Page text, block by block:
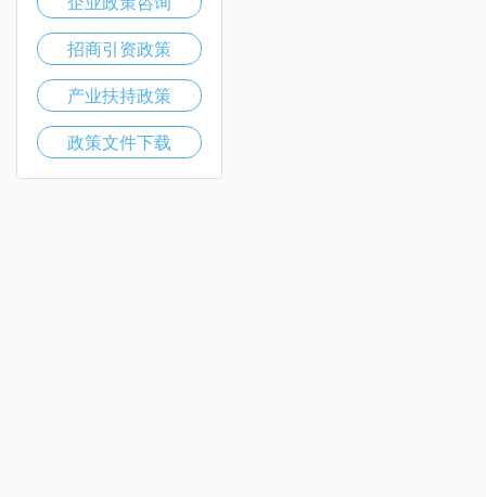
招商引资政策
产业扶持政策
政策文件下载